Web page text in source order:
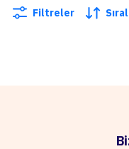
Filtreler